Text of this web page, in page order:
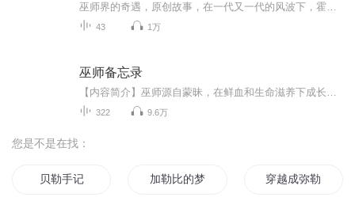
43 1万
巫师备忘录
322 9.6万
您是不是在找：
贝勒手记 加勒比的梦 穿越成弥勒怎么办